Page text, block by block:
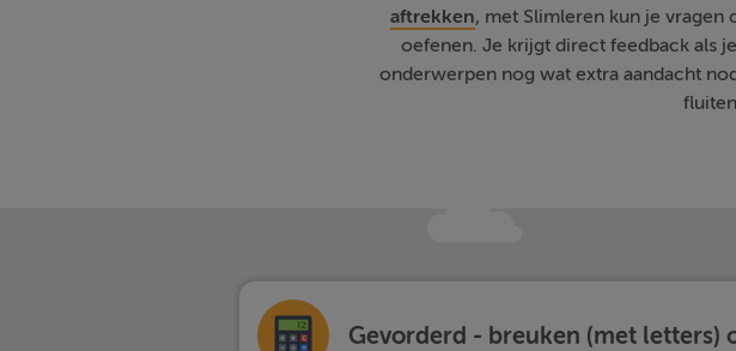
aftrekken, met Slimleren kun je
oefenen. Je krijgt direct feedback als
onderwerpen nog wat extra aandacht
Gevorderd - breuken (met letters)